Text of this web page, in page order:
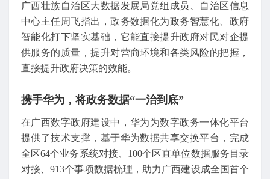
广西壮族自治区大数据发展局党组成员、自治区信息
中心主任周飞指出，政务数据化为政务智慧化、政府
智能化打下坚实基础，它能直接提升政府对民对企提
供服务的质量，提升对营商环境和各类风险的把握，
直接提升政府决策的效能。
携手华为，将政务数据“一治到底”
在广西数字政府建设中，华为为数字政务一体化平台
提供了技术支撑，基于华为数据共享交换平台，完成
全区64个业务系统对接、100个区直单位数据服务目录
对接、913个事项数据梳理，助力广西建设成全国首个